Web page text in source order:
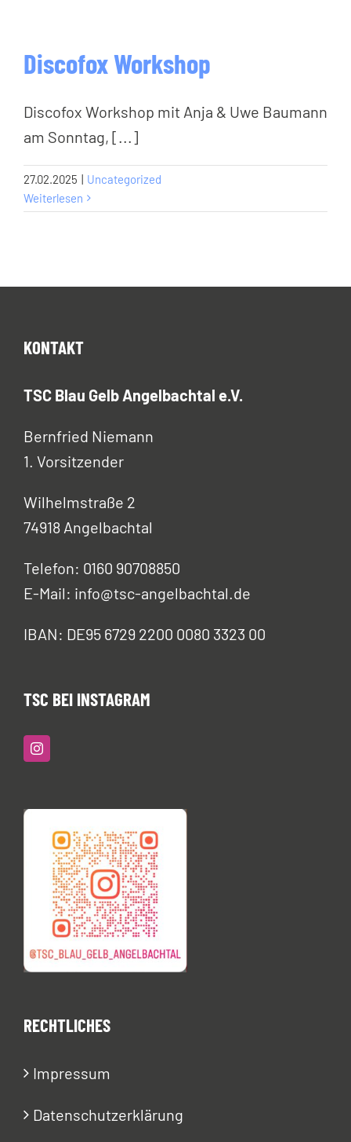
Discofox Workshop
Discofox Workshop mit Anja & Uwe Baumann
am Sonntag, [...]
27.02.2025 | Uncategorized
Weiterlesen
KONTAKT
TSC Blau Gelb Angelbachtal e.V.
Bernfried Niemann
1. Vorsitzender
Wilhelmstraße 2
74918 Angelbachtal
Telefon: 0160 90708850
E-Mail: info@tsc-angelbachtal.de
IBAN: DE95 6729 2200 0080 3323 00
TSC BEI INSTAGRAM
RECHTLICHES
Impressum
Datenschutzerklärung